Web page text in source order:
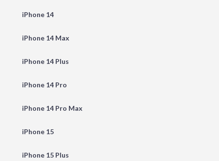
iPhone 14
iPhone 14 Max
iPhone 14 Plus
iPhone 14 Pro
iPhone 14 Pro Max
iPhone 15
iPhone 15 Plus